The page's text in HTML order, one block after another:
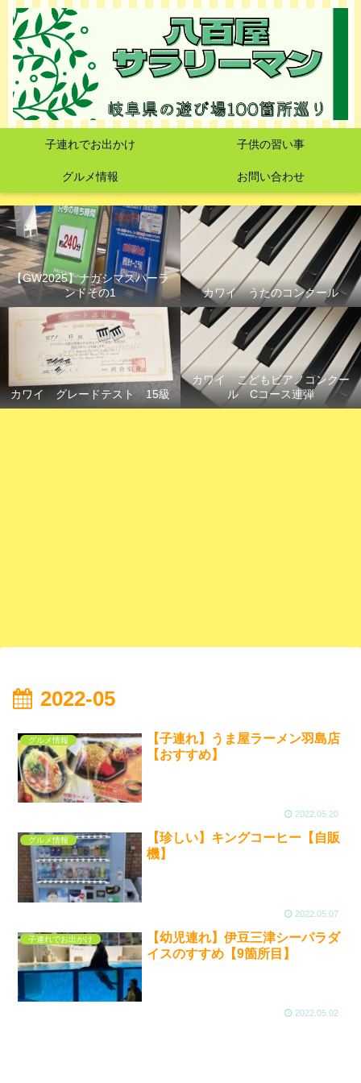
子連れでお出かけ 子供の習い事
グルメ情報 お問い合わせ
【GW2025】ナガシマスパーラ
ンドその1
カワイ うたのコンクール
カワイ グレードテスト 15級
カワイ こどもピアノコンクー
ル Cコース連弾
2022-05
グルメ情報
【子連れ】うま屋ラーメン羽島店
【おすすめ】
2022.05.20
グルメ情報
【珍しい】キングコーヒー【自販
機】
2022.05.07
子連れでお出かけ
【幼児連れ】伊豆三津シーパラダ
イスのすすめ【9箇所目】
2022.05.02